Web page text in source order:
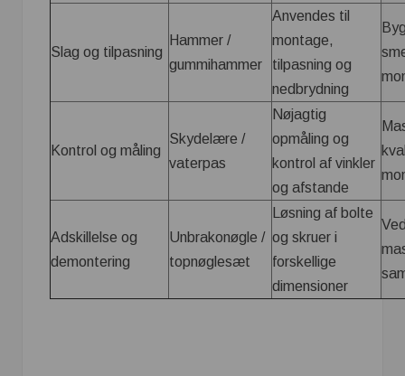
Slag og tilpasning
Hammer /
gummihammer
Anvendes til
montage,
tilpasning og
nedbrydning
Kontrol og måling
Skydelære /
vaterpas
Nøjagtig
opmåling og
kontrol af vinkler
og afstande
Adskillelse og
demontering
Unbrakonøgle /
topnøglesæt
Løsning af bolte
og skruer i
forskellige
dimensioner